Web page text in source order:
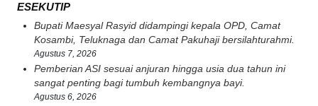
ESEKUTIP
Bupati Maesyal Rasyid didampingi kepala OPD, Camat
Kosambi, Teluknaga dan Camat Pakuhaji bersilahturahmi.
Agustus 7, 2026
Pemberian ASI sesuai anjuran hingga usia dua tahun ini
sangat penting bagi tumbuh kembangnya bayi.
Agustus 6, 2026